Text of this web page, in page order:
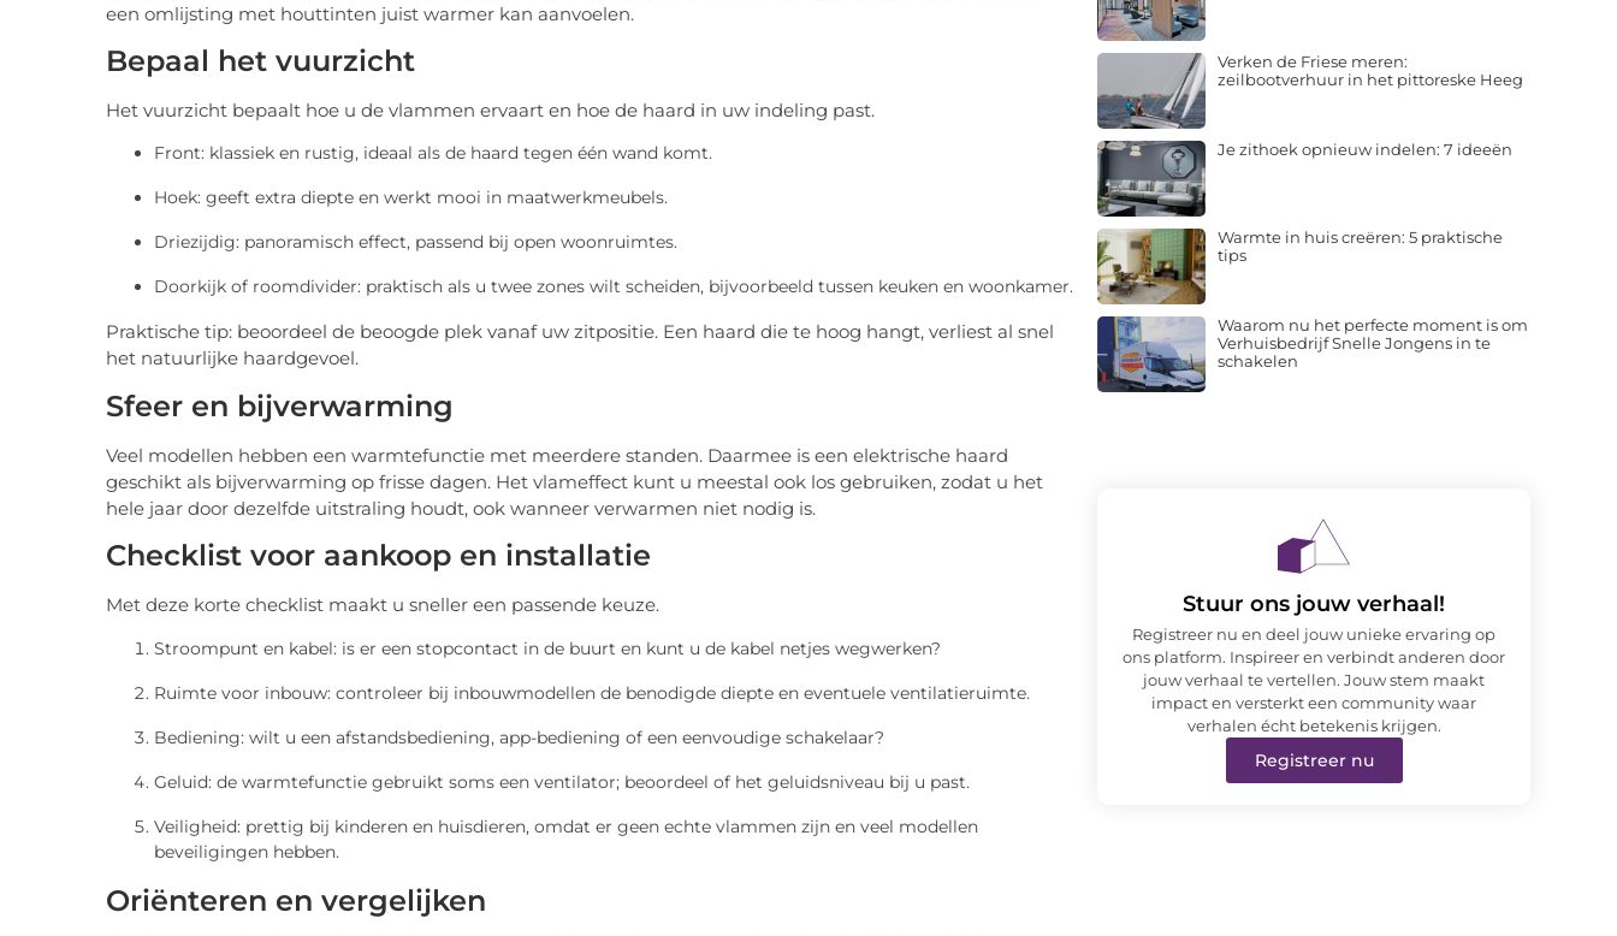
een omlijsting met houttinten juist warmer kan aanvoelen.
Bepaal het vuurzicht
Het vuurzicht bepaalt hoe u de vlammen ervaart en hoe de haard in uw indeling past.
Front: klassiek en rustig, ideaal als de haard tegen één wand komt.
Hoek: geeft extra diepte en werkt mooi in maatwerkmeubels.
Driezijdig: panoramisch effect, passend bij open woonruimtes.
Doorkijk of roomdivider: praktisch als u twee zones wilt scheiden, bijvoorbeeld tussen keuken en woonkamer.
Praktische tip: beoordeel de beoogde plek vanaf uw zitpositie. Een haard die te hoog hangt, verliest al snel
het natuurlijke haardgevoel.
Sfeer en bijverwarming
Veel modellen hebben een warmtefunctie met meerdere standen. Daarmee is een elektrische haard
geschikt als bijverwarming op frisse dagen. Het vlameffect kunt u meestal ook los gebruiken, zodat u het
hele jaar door dezelfde uitstraling houdt, ook wanneer verwarmen niet nodig is.
Checklist voor aankoop en installatie
Met deze korte checklist maakt u sneller een passende keuze.
Stroompunt en kabel: is er een stopcontact in de buurt en kunt u de kabel netjes wegwerken?
Ruimte voor inbouw: controleer bij inbouwmodellen de benodigde diepte en eventuele ventilatieruimte.
Bediening: wilt u een afstandsbediening, app-bediening of een eenvoudige schakelaar?
Geluid: de warmtefunctie gebruikt soms een ventilator; beoordeel of het geluidsniveau bij u past.
Veiligheid: prettig bij kinderen en huisdieren, omdat er geen echte vlammen zijn en veel modellen
beveiligingen hebben.
Oriënteren en vergelijken
Verken de Friese meren:
zeilbootverhuur in het pittoreske Heeg
Je zithoek opnieuw indelen: 7 ideeën
Warmte in huis creëren: 5 praktische
tips
Waarom nu het perfecte moment is om
Verhuisbedrijf Snelle Jongens in te
schakelen
Stuur ons jouw verhaal!
Registreer nu en deel jouw unieke ervaring op
ons platform. Inspireer en verbindt anderen door
jouw verhaal te vertellen. Jouw stem maakt
impact en versterkt een community waar
verhalen écht betekenis krijgen.
Registreer nu